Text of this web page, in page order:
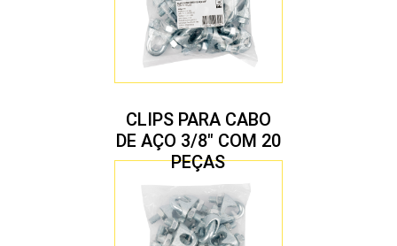
CLIPS PARA CABO
DE AÇO 3/8″ COM 20
PEÇAS